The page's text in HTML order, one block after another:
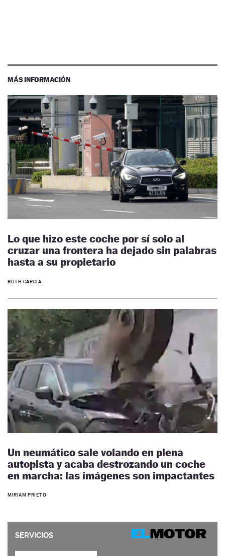
MÁS INFORMACIÓN
Lo que hizo este coche por sí solo al
cruzar una frontera ha dejado sin palabras
hasta a su propietario
RUTH GARCÍA
Un neumático sale volando en plena
autopista y acaba destrozando un coche
en marcha: las imágenes son impactantes
MIRIAM PRIETO